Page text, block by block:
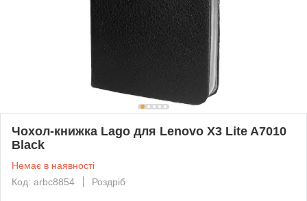
Чохол-книжка Lago для Lenovo X3 Lite A7010
Black
Немає в наявності
Код: arbc8854
Роздріб